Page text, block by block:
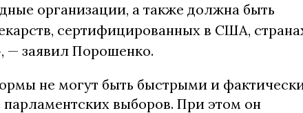
организации, а также должна быть
сертифицированных в США,
— заявил Порошенко.
не могут быть быстрыми и
выборов. При этом он